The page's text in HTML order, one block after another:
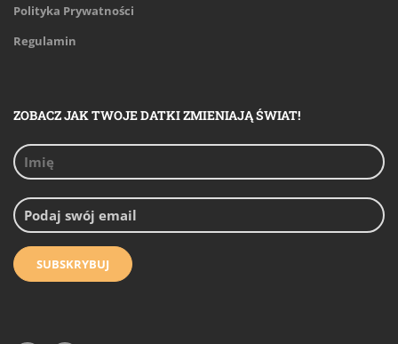
Polityka Prywatności
Regulamin
ZOBACZ JAK TWOJE DATKI ZMIENIAJĄ ŚWIAT!